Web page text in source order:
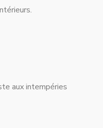
aux intempéries